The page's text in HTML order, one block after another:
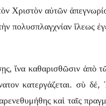
Χριστὸν αὐτῶν
πολυσπλαγχνίαν ἵλεως
ἵνα καθαρισθῶσιν ἀπὸ
κατεργάζεται. σὺ
καὶ ταῖς